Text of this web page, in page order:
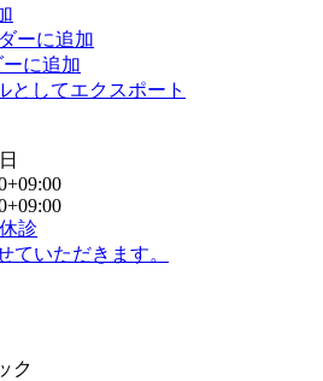
ーに追加
に追加
としてエクスポート
診
ていただきます。
ク